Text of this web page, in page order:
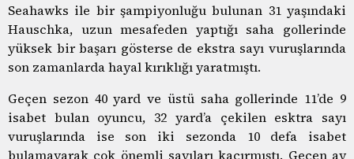
Seahawks ile bir şampiyonluğu bulunan 31 yaşındaki
Hauschka, uzun mesafeden yaptığı saha gollerinde
yüksek bir başarı gösterse de ekstra sayı vuruşlarında
son zamanlarda hayal kırıklığı yaratmıştı.
Geçen sezon 40 yard ve üstü saha gollerinde 11’de 9
isabet bulan oyuncu, 32 yard’a çekilen esktra sayı
vuruşlarında ise son iki sezonda 10 defa isabet
bulamayarak çok önemli sayıları kaçırmıştı. Geçen ay